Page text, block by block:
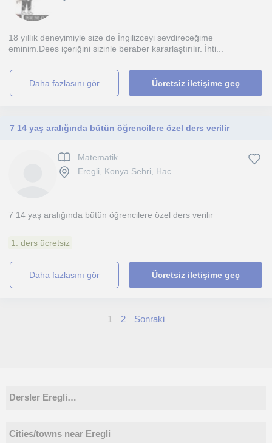
18 yıllık deneyimiyle size de İngilizceyi sevdireceğime
eminim.Dees içeriğini sizinle beraber kararlaştırılır. İhti...
daha fazlasını gör Ücretsiz iletişime geç
7 14 yaş aralığında bütün öğrencilere özel ders verilir
Matematik
Eregli, Konya Sehri, Hac...
7 14 yaş aralığında bütün öğrencilere özel ders verilir
1. ders ücretsiz
daha fazlasını gör Ücretsiz iletişime geç
1 2 Sonraki
Dersler Eregli…
Cities/towns near Eregli